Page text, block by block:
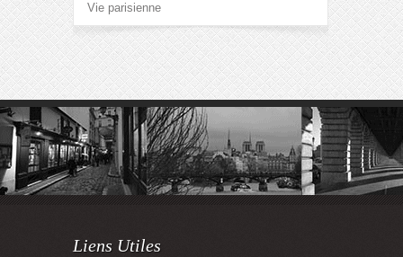
Vie parisienne
Liens Utiles